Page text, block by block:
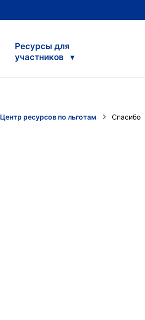
Ресурсы для
участников
Центр ресурсов по льготам Current:
Спасибо